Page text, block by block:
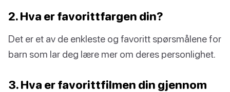
2. Hva er favorittfargen din?
Det er et av de enkleste og favoritt spørsmålene for
barn som lar deg lære mer om deres personlighet.
3. Hva er favorittfilmen din gjennom